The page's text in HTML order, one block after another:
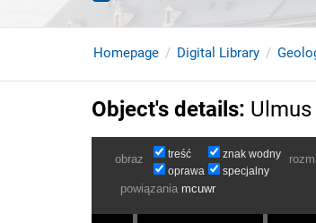
Homepage Digital Library
Object's details: